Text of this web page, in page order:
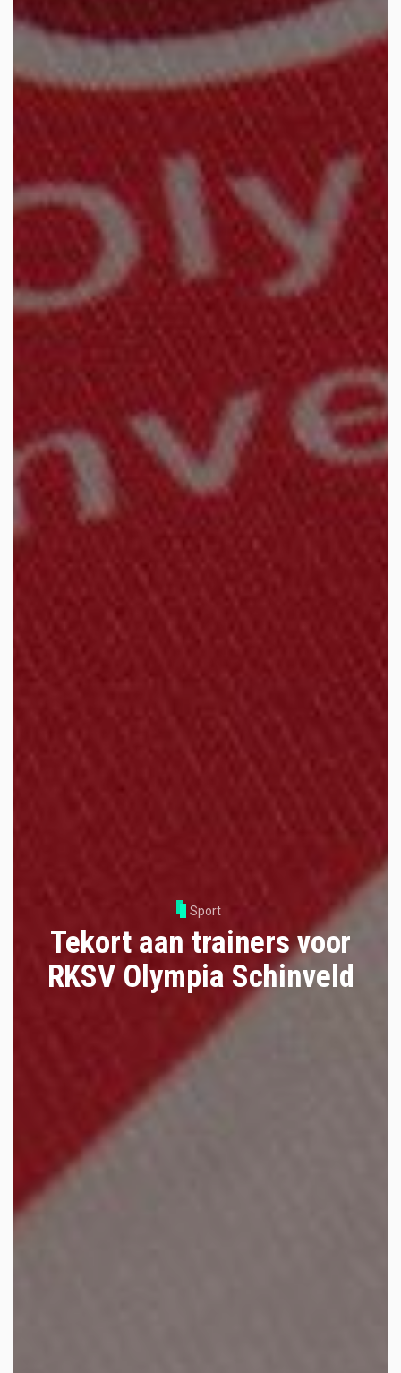
Sport
Tekort aan trainers voor
RKSV Olympia Schinveld